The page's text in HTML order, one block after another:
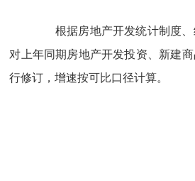
根据房地产开发统计制度、
对上年同期房地产开发投资、新建
行修订，增速按可比口径计算。